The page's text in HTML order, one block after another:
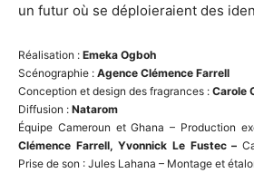
un futur où se déploieraient des
Réalisation : Emeka Ogboh
Scénographie : Agence Clémence Farrell
Conception et design des fragrances : Carole
Diffusion : Natarom
Équipe Cameroun et Ghana – Production
Clémence Farrell, Yvonnick Le Fustec –
Prise de son : Jules Lahana – Montage et